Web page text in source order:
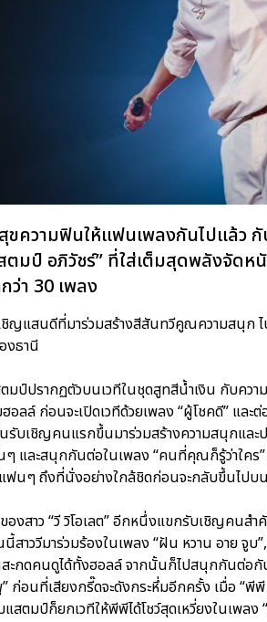
ขความฟินให้แฟนเพลงกันไปแล้ว
ตมป์ อภิวัชร์” ที่ใส่เต็มสุดพลังจัด
ว่า 30 เพลง
ญแสนดีที่มาร่วมสร้างสีสันทวีคูณความสนุก
งธานี
ป์ปรากฏตัวบนเวทีในชุดสูทสีน้ำเงิน กับคว
ลล์ ก่อนจะเปิดเวทีด้วยเพลง “ผู้โชคดี” และ
รับเชิญคนแรกขึ้นมาร่วมสร้างความสนุกแ
และสนุกกันต่อในเพลง “คนที่คุณก็รู้ว่าใคร
ฟนๆ ถึงที่นั่งอย่างใกล้ชิดก่อนจะกลับขึ้นไปบ
องสาว “วี วิโอเลต” อีกหนึ่งแขกรับเชิญคน
นี้สาววีมาร่วมร้องในเพลง “ฝัน หวาน อาย จู
ะกดคนดูได้ทั้งฮอลล์ จากนั้นก็ไปสนุกกันต่อกั
ก่อนที่เสียงกรี๊ดจะดังกระหึ่มอีกครั้ง เมื่อ “พี
สตมป์ก็ยกเวทีให้พีพีได้โชว์สุดเหวี่ยงในเพล